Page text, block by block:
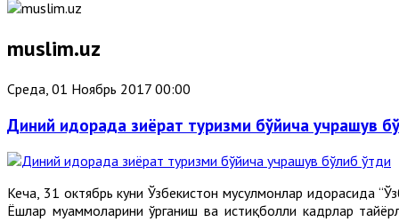
muslim.uz
Среда, 01 Ноябрь 2017 00:00
Диний идорада зиёрат туризми бўйича учрашув
Кеча, 31 октябрь куни Ўзбекистон мусулмонлар идорасида
Ёшлар муаммоларини ўрганиш ва истиқболли кадрлар